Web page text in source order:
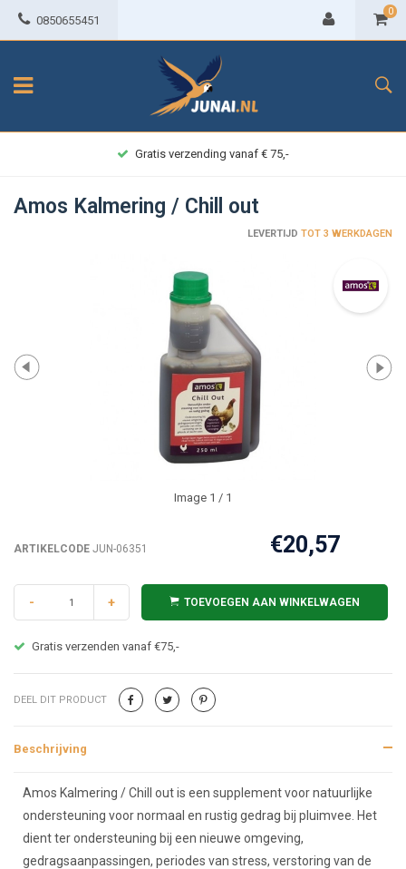
0850655451
0
Gratis verzending vanaf € 75,-
Amos Kalmering / Chill out
LEVERTIJD TOT 3 WERKDAGEN
Image 1 / 1
ARTIKELCODE JUN-06351 €20,57
- + TOEVOEGEN AAN WINKELWAGEN
Gratis verzenden vanaf €75,-
DEEL DIT PRODUCT
Beschrijving
Beschrijving
Amos Kalmering / Chill out is een supplement voor natuurlijke
ondersteuning voor normaal en rustig gedrag bij pluimvee. Het
dient ter ondersteuning bij een nieuwe omgeving,
gedragsaanpassingen, periodes van stress, verstoring van de